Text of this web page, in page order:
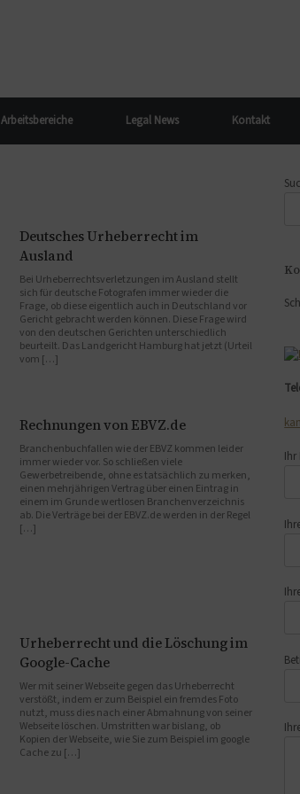
Arbeitsbereiche Legal News Kontakt
Deutsches Urheberrecht im
Ausland
Bei Urheberrechtsverletzungen im Ausland stellt
sich für deutsche Fotografen immer wieder die
Frage, ob diese eigentlich auch in Deutschland vor
Gericht gebracht werden können. Diese Frage wird
von den deutschen Gerichten unterschiedlich
beurteilt. Das Landgericht Hamburg hat jetzt (Urteil
vom […]
Rechnungen von EBVZ.de
Branchenbuchfallen wie der EBVZ kommen leider
immer wieder vor. So schließen viele
Gewerbetreibende, ohne es tatsächlich zu merken,
einen mehrjährigen Vertrag über einen Eintrag in
einem im Grunde wertlosen Branchenverzeichnis
ab. Die Verträge bei der EBVZ.de werden in der Regel
[…]
Urheberrecht und die Löschung im
Google-Cache
Wer mit seiner Webseite gegen das Urheberrecht
verstößt, indem er zum Beispiel ein fremdes Foto
nutzt, muss dies nach einer Abmahnung von seiner
Webseite löschen. Umstritten war bislang, ob
Kopien der Webseite, wie Sie zum Beispiel im google
Cache zu […]
Ihr